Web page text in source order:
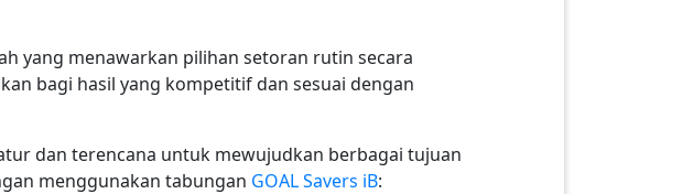
yang menawarkan pilihan setoran rutin secara
bagi hasil yang kompetitif dan sesuai dengan
dan terencana untuk mewujudkan berbagai tujuan
menggunakan tabungan GOAL Savers iB: